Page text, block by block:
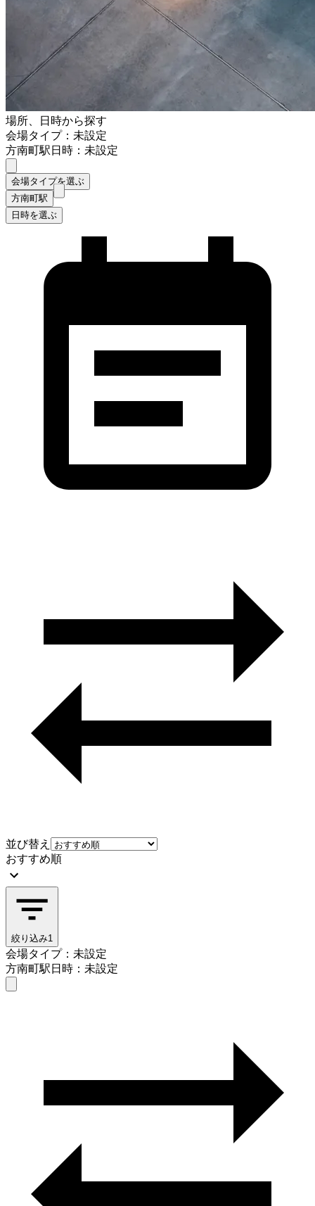
場所、日時から探す
会場タイプ：未設定
方南町駅日時：未設定
会場タイプを選ぶ
方南町駅
日時を選ぶ
並び替え
おすすめ順
絞り込み1
会場タイプ：未設定
方南町駅日時：未設定